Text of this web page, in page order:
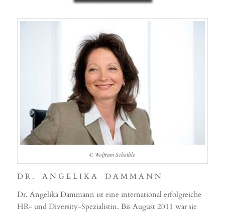
© Wolfram Scheible
D R . A N G E L I K A D A M M A N N
Dr. Angelika Dammann ist eine international erfolgreiche
HR- und Diversity-Spezialistin. Bis August 2011 war sie